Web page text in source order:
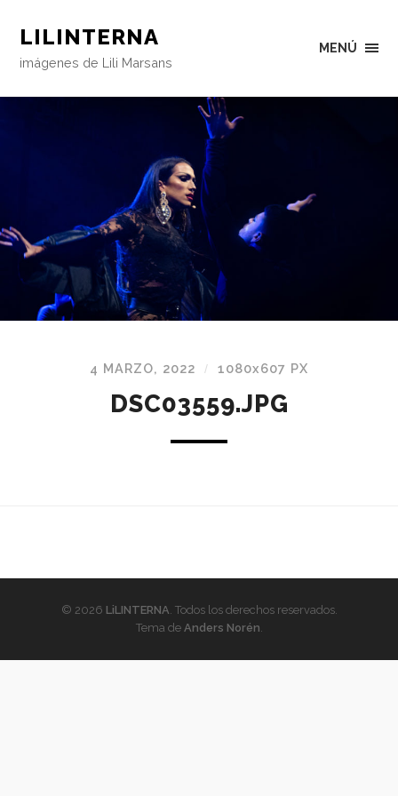
LILINTERNA
imágenes de Lili Marsans
MENÚ
4 MARZO, 2022 / 1080x607 PX
DSC03559.JPG
© 2026 LiLINTERNA . Todos los derechos reservados.
Tema de Anders Norén